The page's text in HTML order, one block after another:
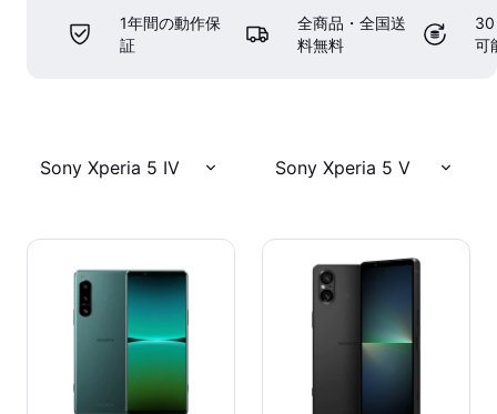
1年間の動作保
証
全商品・全国送
料無料
30
可
Sony Xperia 5 IV Sony Xperia 5 V